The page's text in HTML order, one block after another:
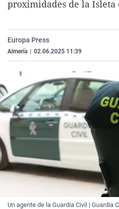
proximidades de la Isleta
Europa Press
Almería 02.06.2025 11:39
Un agente de la Guardia Civil | Guardia